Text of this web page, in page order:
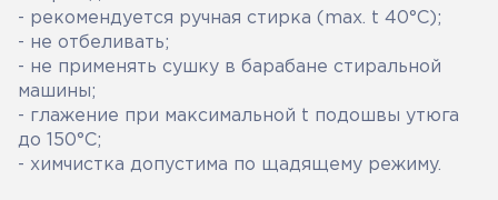
- рекомендуется ручная стирка (max. t 40°С);
- не отбеливать;
- не применять сушку в барабане стиральной
машины;
- глажение при максимальной t подошвы утюга
до 150°С;
- химчистка допустима по щадящему режиму.